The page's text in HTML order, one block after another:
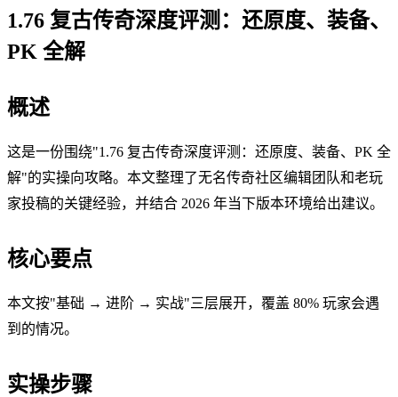
1.76 复古传奇深度评测：还原度、装备、
PK 全解
概述
这是一份围绕"1.76 复古传奇深度评测：还原度、装备、PK 全
解"的实操向攻略。本文整理了无名传奇社区编辑团队和老玩
家投稿的关键经验，并结合 2026 年当下版本环境给出建议。
核心要点
本文按"基础 → 进阶 → 实战"三层展开，覆盖 80% 玩家会遇
到的情况。
实操步骤